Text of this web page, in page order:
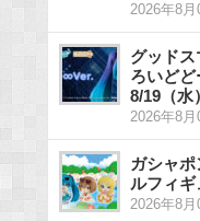
2026年8
グッド
ろいど
8/19（水
2026年8
ガシャ
ルフィギ
2026年8